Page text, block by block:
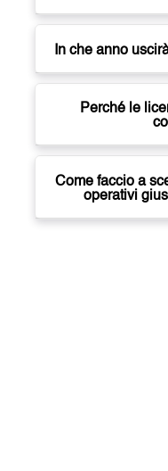
In che anno
Perché le
Come faccio a
operativi